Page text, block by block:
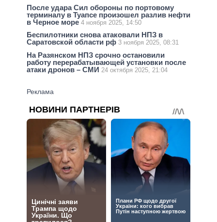
После удара Сил обороны по портовому
терминалу в Туапсе произошел разлив нефти
в Черное море 4 ноября 2025, 14:50
Беспилотники снова атаковали НПЗ в
Саратовской области рф 3 ноября 2025, 08:31
На Разянском НПЗ срочно остановили
работу перерабатывающей установки после
атаки дронов – СМИ 24 октября 2025, 21:04